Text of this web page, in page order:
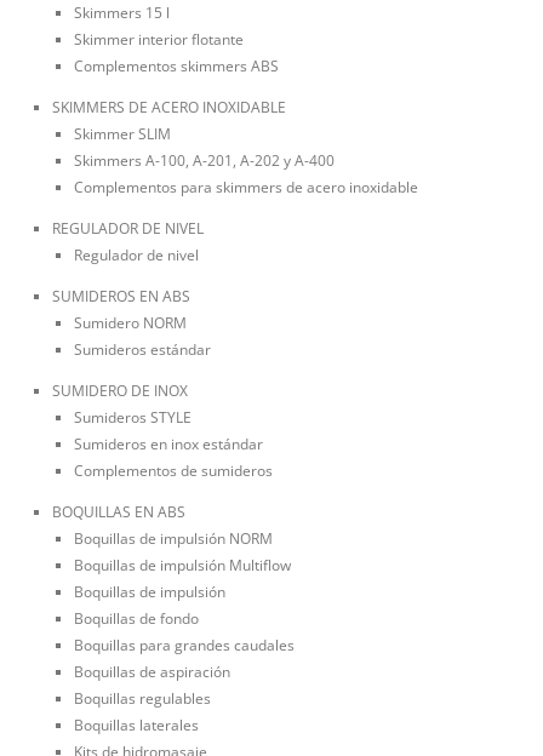
Skimmers 15 l
Skimmer interior flotante
Complementos skimmers ABS
SKIMMERS DE ACERO INOXIDABLE
Skimmer SLIM
Skimmers A-100, A-201, A-202 y A-400
Complementos para skimmers de acero inoxidable
REGULADOR DE NIVEL
Regulador de nivel
SUMIDEROS EN ABS
Sumidero NORM
Sumideros estándar
SUMIDERO DE INOX
Sumideros STYLE
Sumideros en inox estándar
Complementos de sumideros
BOQUILLAS EN ABS
Boquillas de impulsión NORM
Boquillas de impulsión Multiflow
Boquillas de impulsión
Boquillas de fondo
Boquillas para grandes caudales
Boquillas de aspiración
Boquillas regulables
Boquillas laterales
Kits de hidromasaje